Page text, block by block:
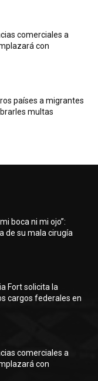
comerciales a
con
países a migrantes
multas
boca ni mi ojo”:
de su mala cirugía
Fort solicita la
cargos federales en
comerciales a
con